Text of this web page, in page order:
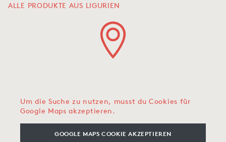
ALLE PRODUKTE AUS LIGURIEN
Um die Suche zu nutzen, musst du Cookies für
Google Maps akzeptieren.
GOOGLE MAPS COOKIE AKZEPTIEREN